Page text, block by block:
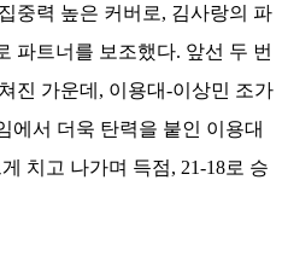
중력 높은 커버로, 김사랑의 파
파트너를 보조했다. 앞선 두 번
진 가운데, 이용대-이상민 조가
에서 더욱 탄력을 붙인 이용대
치고 나가며 득점, 21-18로 승